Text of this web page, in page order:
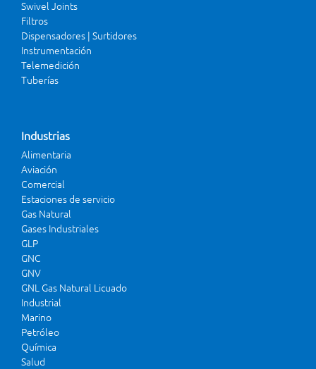
Swivel Joints
Filtros
Dispensadores | Surtidores
Instrumentación
Telemedición
Tuberías
Industrias
Alimentaria
Aviación
Comercial
Estaciones de servicio
Gas Natural
Gases Industriales
GLP
GNC
GNV
GNL Gas Natural Licuado
Industrial
Marino
Petróleo
Química
Salud